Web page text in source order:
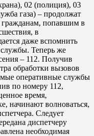
02 (полиция), 03
газа) – продолжат
попавшим в
в
даже вспомнить
Теперь же
– 112. Получив
обработки вызовов
оперативные службы
по номеру 112,
время,
начинают волноваться,
Следует
диспетчеру
необходимая